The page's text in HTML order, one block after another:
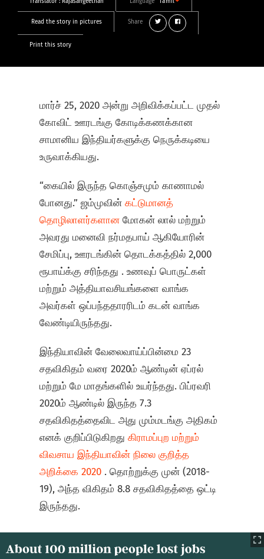
Translator : Rajasangeethan Language Tamil
Read the story in pictures Share
Print this story
மார்ச் 25, 2020 அன்று அறிவிக்கப்பட்ட முதல்
கோவிட் ஊரடங்கு கோடிக்கணக்கான
சாமானிய இந்தியர்களுக்கு நெருக்கடியை
உருவாக்கியது.
“கையில் இருந்த கொஞ்சமும் காணாமல்
போனது.” ஜம்முவின்கட்டுமானத்
தொழிலாளர்களானமோகன் லால் மற்றும்
அவரது மனைவி நர்மதபாய் ஆகியோரின்
சேமிப்பு, ஊரடங்கின் தொடக்கத்தில் 2,000
ரூபாய்க்கு சரிந்தது . உணவுப் பொருட்கள்
மற்றும் அத்தியாவசியங்களை வாங்க
அவர்கள் ஒப்பந்ததாரரிடம் கடன் வாங்க
வேண்டியிருந்தது.
இந்தியாவின் வேலைவாய்ப்பின்மை 23
சதவிகிதம் வரை 2020ம் ஆண்டின் ஏப்ரல்
மற்றும் மே மாதங்களில் உயர்ந்தது. பிப்ரவரி
2020ம் ஆண்டில் இருந்த 7.3
சதவிகிதத்தைவிட அது மும்மடங்கு அதிகம்
எனக் குறிப்பிடுகிறதுகிராமப்புற மற்றும்
விவசாய இந்தியாவின் நிலை குறித்த
அறிக்கை 2020 . தொற்றுக்கு முன் (2018-
19), அந்த விகிதம் 8.8 சதவிகிதத்தை ஒட்டி
இருந்தது.